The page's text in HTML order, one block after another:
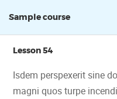
Sample course
Lesson 54
Isdem perspexerit sine
magni quos turpe